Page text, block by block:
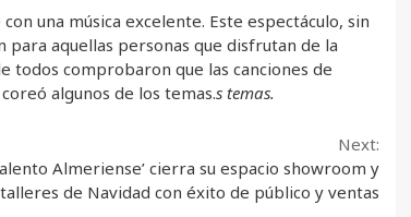
una música excelente. Este espectáculo, sin
aquellas personas que disfrutan de la
todos comprobaron que las canciones de
algunos de los temas.s temas.
Next:
Almeriense’ cierra su espacio showroom y
talleres de Navidad con éxito de público y ventas